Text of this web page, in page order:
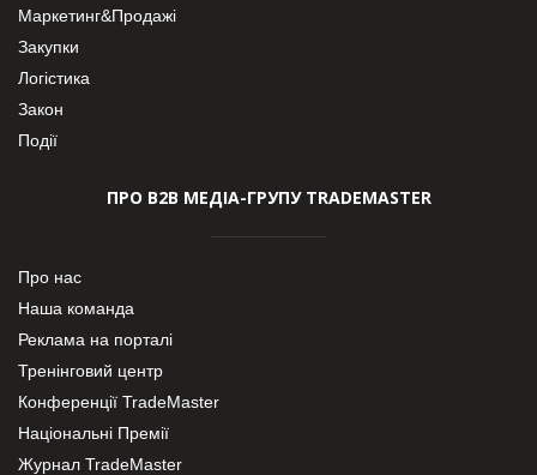
Маркетинг&Продажі
Закупки
Логістика
Закон
Події
ПРО В2В МЕДІА-ГРУПУ TRADEMASTER
Про нас
Наша команда
Реклама на порталі
Тренінговий центр
Конференції TradeMaster
Національні Премії
Журнал TradeMaster